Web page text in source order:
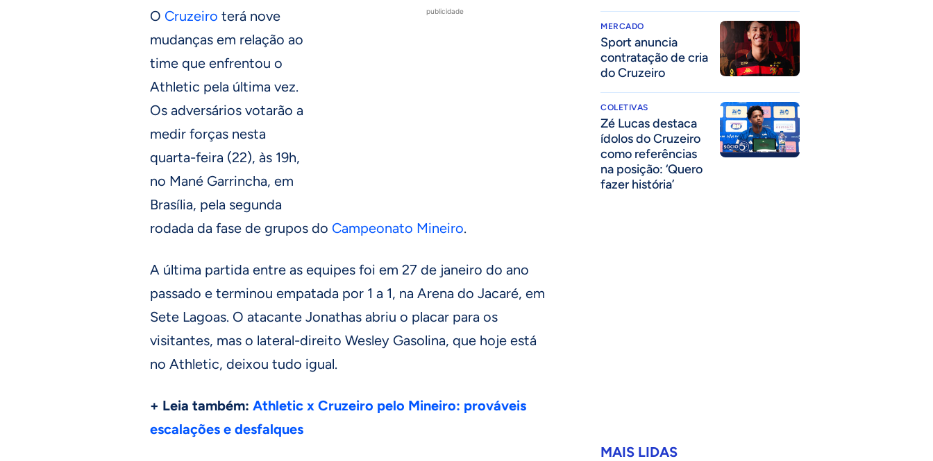
publicidade
O Cruzeiro terá nove
mudanças em relação ao
time que enfrentou o
Athletic pela última vez.
Os adversários votarão a
medir forças nesta
quarta-feira (22), às 19h,
no Mané Garrincha, em
Brasília, pela segunda
rodada da fase de grupos do Campeonato Mineiro.
A última partida entre as equipes foi em 27 de janeiro do ano
passado e terminou empatada por 1 a 1, na Arena do Jacaré, em
Sete Lagoas. O atacante Jonathas abriu o placar para os
visitantes, mas o lateral-direito Wesley Gasolina, que hoje está
no Athletic, deixou tudo igual.
+ Leia também: Athletic x Cruzeiro pelo Mineiro: prováveis
escalações e desfalques
MERCADO
Sport anuncia
contratação de cria
do Cruzeiro
COLETIVAS
Zé Lucas destaca
ídolos do Cruzeiro
como referências
na posição: ‘Quero
fazer história’
MAIS LIDAS